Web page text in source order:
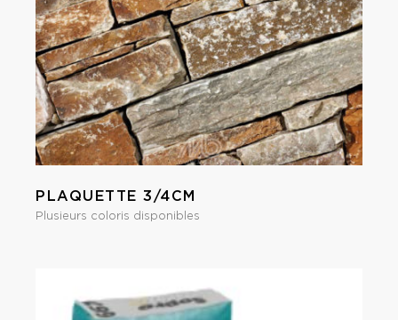
PLAQUETTE 3/4CM
Plusieurs coloris disponibles